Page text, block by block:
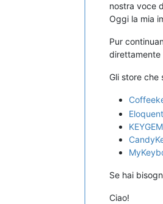
nostra voce
Oggi la mia
Pur
direttamente
Gli store che
KEYGEM
Se hai
Ciao!